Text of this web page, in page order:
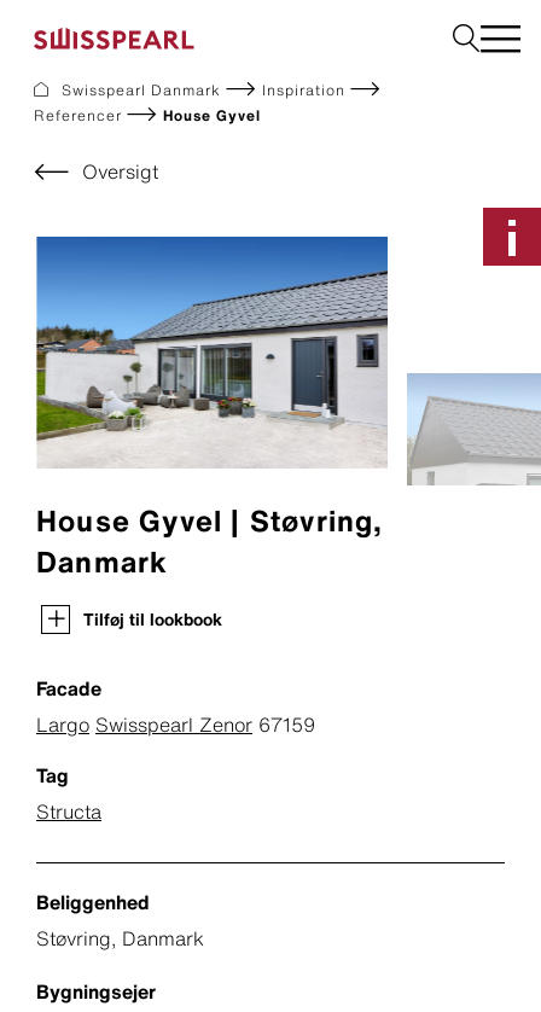
Om os
Services
Inspiration
Bestil en produktprøve
Bæredygtighed
Facade
Byggeplader
Solar
Downloads
Swisspearl Danmark
Inspiration
Referencer
House Gyvel
Oversigt
House Gyvel | Støvring,
Danmark
Tilføj til lookbook
Facade
Largo Swisspearl Zenor 67159
Tag
Structa
Beliggenhed
Støvring, Danmark
Bygningsejer